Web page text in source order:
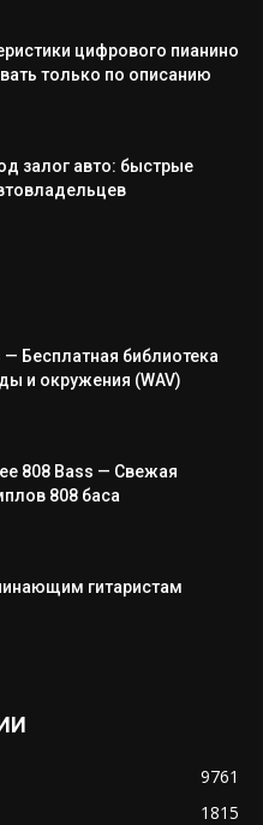
цифрового пианино
только по описанию
залог авто: быстрые
Бесплатная библиотека
и окружения (WAV)
808 Bass — Свежая
808 баса
гитаристам
9761
1815